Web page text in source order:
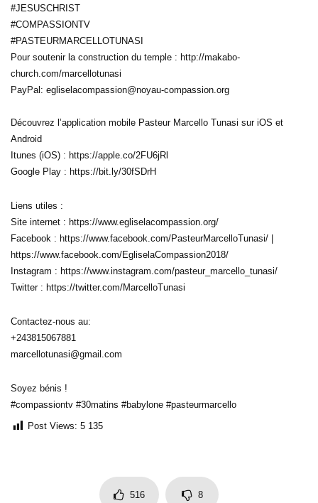
#JESUSCHRIST
#COMPASSIONTV
#PASTEURMARCELLOTUNASI
Pour soutenir la construction du temple : http://makabo-
church.com/marcellotunasi
PayPal: egliselacompassion@noyau-compassion.org
Découvrez l’application mobile Pasteur Marcello Tunasi sur iOS et
Android
Itunes (iOS) : https://apple.co/2FU6jRl
Google Play : https://bit.ly/30fSDrH
Liens utiles :
Site internet : https://www.egliselacompassion.org/
Facebook : https://www.facebook.com/PasteurMarcelloTunasi/ |
https://www.facebook.com/EgliselaCompassion2018/
Instagram : https://www.instagram.com/pasteur_marcello_tunasi/
Twitter : https://twitter.com/MarcelloTunasi
Contactez-nous au:
+243815067881
marcellotunasi@gmail.com
Soyez bénis !
#compassiontv #30matins #babylone #pasteurmarcello
Post Views: 5 135
516 8